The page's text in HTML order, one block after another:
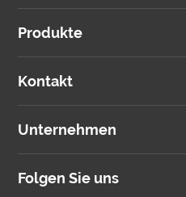
Produkte
Kontakt
Unternehmen
Folgen Sie uns